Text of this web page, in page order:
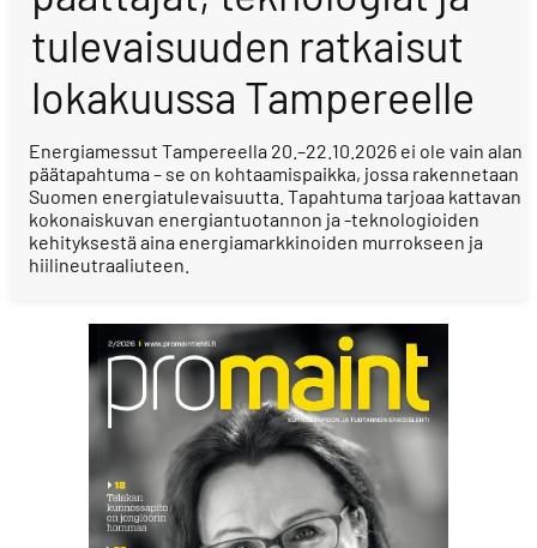
tulevaisuuden ratkaisut
lokakuussa Tampereelle
Energiamessut Tampereella 20.–22.10.2026 ei ole vain alan
päätapahtuma – se on kohtaamispaikka, jossa rakennetaan
Suomen energiatulevaisuutta. Tapahtuma tarjoaa kattavan
kokonaiskuvan energiantuotannon ja -teknologioiden
kehityksestä aina energiamarkkinoiden murrokseen ja
hiilineutraaliuteen.